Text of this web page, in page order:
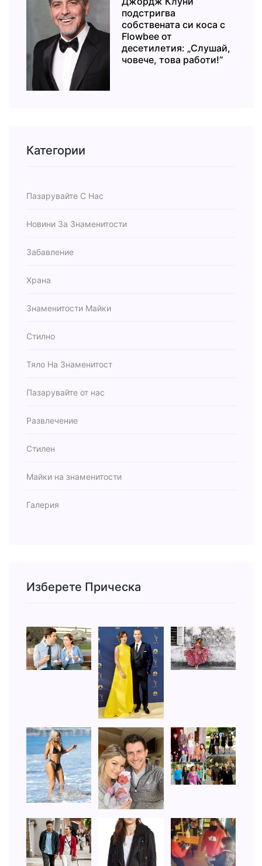
подстригва
собствената си коса с
Flowbee от
десетилетия: „Слушай,
човече, това работи!“
Категории
Пазарувайте С Нас
Новини За Знаменитости
Забавление
Храна
Знаменитости Майки
Стилно
Тяло На Знаменитост
Пазарувайте от нас
Развлечение
Стилен
Майки на знаменитости
Галерия
Изберете Прическа